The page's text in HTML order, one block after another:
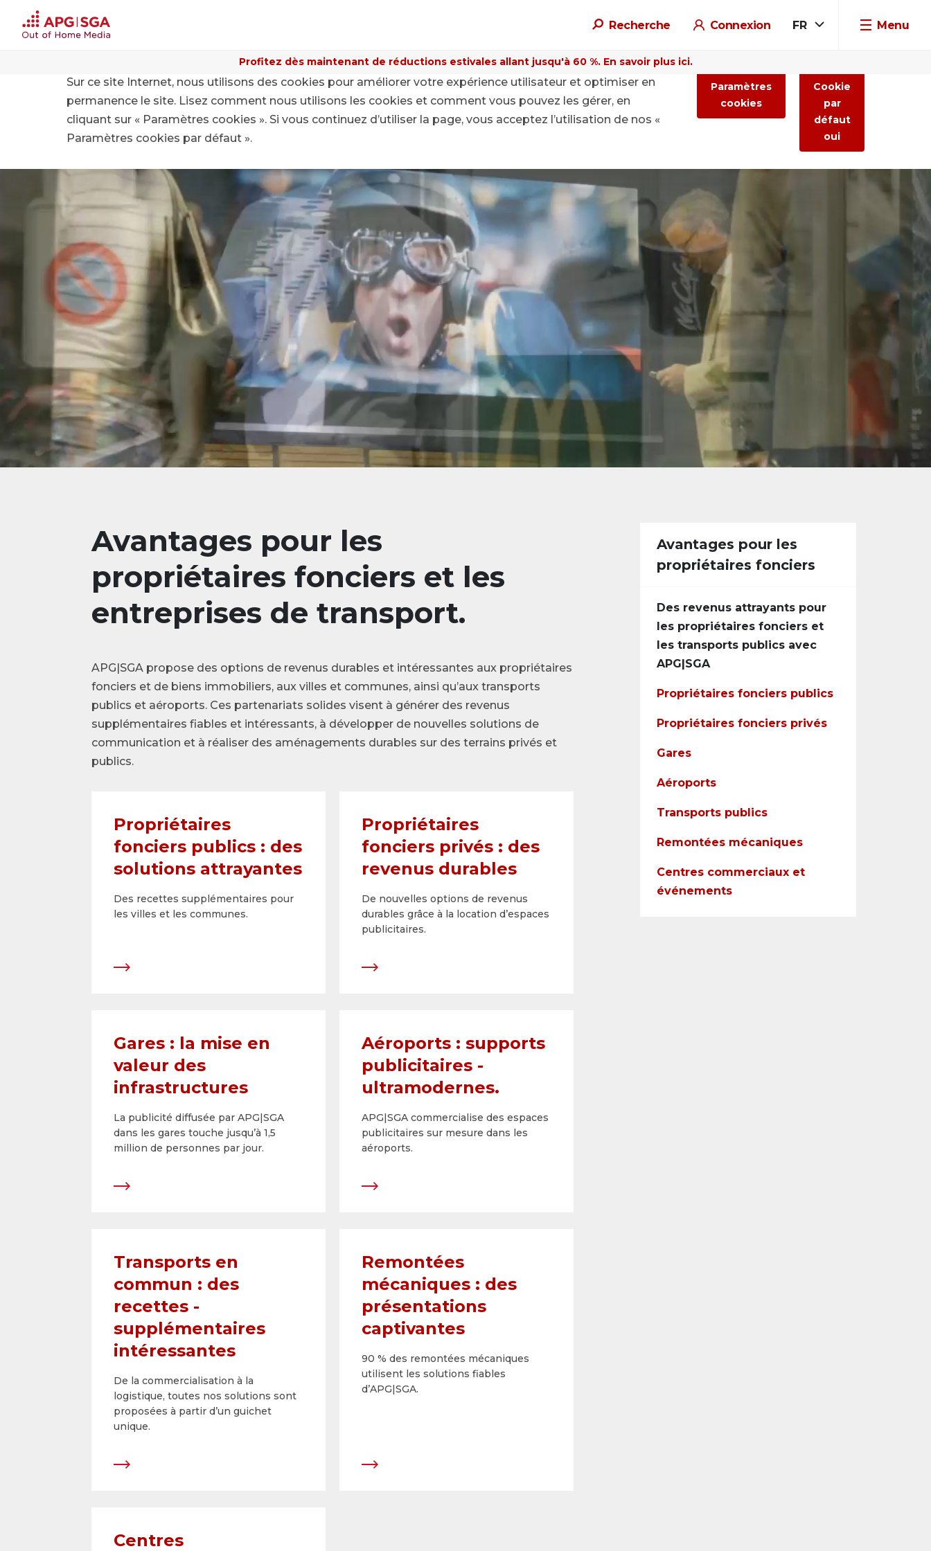
Recherche Connexion FR Menu
Profitez dès maintenant de réductions estivales allant jusqu'à 60 %. En savoir plus ici.
Avantages pour les propriétaires fonciers
Avantages pour les
propriétaires fonciers et les
entreprises de transport.
APG|SGA propose des options de revenus durables et intéressantes aux propriétaires
fonciers et de biens immobiliers, aux villes et communes, ainsi qu’aux transports
publics et aéroports. Ces partenariats solides visent à générer des revenus
supplémentaires fiables et intéressants, à développer de nouvelles solutions de
communication et à réaliser des aménagements durables sur des terrains privés et
publics.
Propriétaires
fonciers publics : des
solutions attrayantes
Des recettes supplémentaires pour
les villes et les ­communes.
Propriétaires
fonciers privés : des
revenus durables
De nouvelles options de revenus
durables grâce à la ­location d’espaces
publicitaires.
Gares : la mise en
valeur des
infrastructures
La publicité diffusée par APG|SGA
dans les gares touche jusqu’à 1,5
million de personnes par jour.
Aéroports : supports
publicitaires ­
ultramodernes.
APG|SGA commercialise des espaces
publicitaires sur ­mesure dans les
aéroports.
Transports en
commun : des
recettes ­
supplémentaires
intéressantes
De la commercialisation à la
logistique, toutes nos ­solutions sont
proposées à partir d’un guichet
unique.
Remontées
mécaniques : des
présentations
captivantes
90 % des remontées mécaniques
utilisent les solutions fiables
d’APG|SGA.
Centres
Avantages pour les
propriétaires fonciers
Des revenus attrayants pour
les propriétaires fonciers et
les transports publics avec
APG|SGA
Propriétaires fonciers publics
Propriétaires fonciers privés
Gares
Aéroports
Transports publics
Remontées mécaniques
Centres commerciaux et
événements
Sur ce site Internet, nous utilisons des cookies pour améliorer votre expérience utilisateur et optimiser en
permanence le site. Lisez comment nous utilisons les cookies et comment vous pouvez les gérer, en
cliquant sur « Paramètres cookies ». Si vous continuez d’utiliser la page, vous acceptez l’utilisation de nos «
Paramètres cookies par défaut ».
Paramètres
cookies
Cookie
par
défaut
oui